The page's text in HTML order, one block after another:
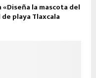
la mascota del
playa Tlaxcala